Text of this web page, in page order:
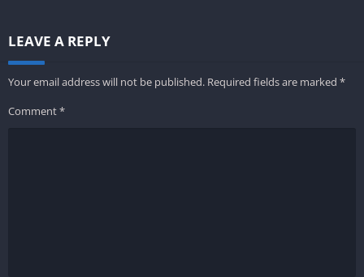
LEAVE A REPLY
Your email address will not be published. Required fields are marked *
Comment*